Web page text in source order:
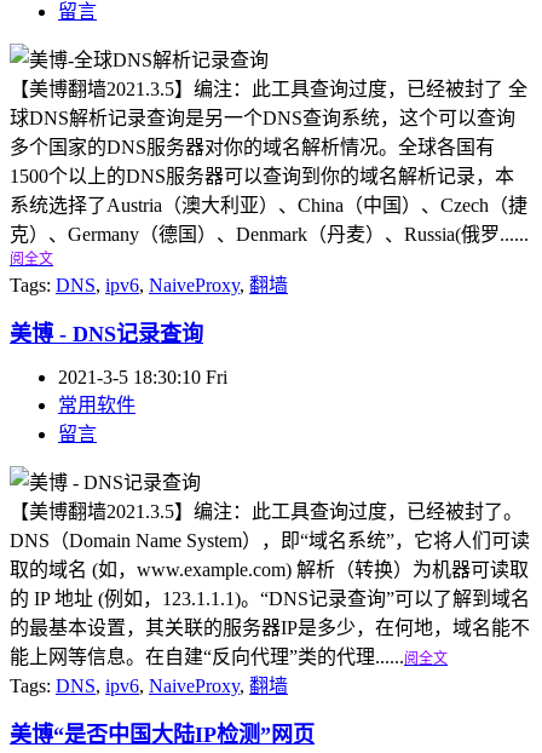
留言
【美博翻墙2021.3.5】编注：此工具查询过度，已经被封了 全
球DNS解析记录查询是另一个DNS查询系统，这个可以查询
多个国家的DNS服务器对你的域名解析情况。全球各国有
1500个以上的DNS服务器可以查询到你的域名解析记录，本
系统选择了Austria（澳大利亚）、China（中国）、Czech（捷
克）、Germany（德国）、Denmark（丹麦）、Russia(俄罗......
阅全文
Tags: DNS, ipv6, NaiveProxy, 翻墙
美博 - DNS记录查询
2021-3-5 18:30:10 Fri
常用软件
留言
【美博翻墙2021.3.5】编注：此工具查询过度，已经被封了。
DNS（Domain Name System），即“域名系统”，它将人们可读
取的域名 (如，www.example.com) 解析（转换）为机器可读取
的 IP 地址 (例如，123.1.1.1)。“DNS记录查询”可以了解到域名
的最基本设置，其关联的服务器IP是多少，在何地，域名能不
能上网等信息。在自建“反向代理”类的代理......阅全文
Tags: DNS, ipv6, NaiveProxy, 翻墙
美博“是否中国大陆IP检测”网页